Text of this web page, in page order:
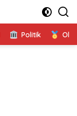
Politik